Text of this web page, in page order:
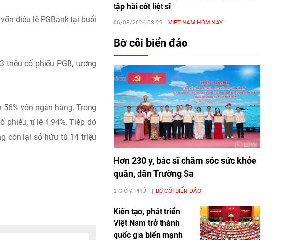
điều lệ PGBank tại buổi
triệu cổ phiếu PGB, tương
vốn ngân hàng. Trong
phiếu, tỉ lệ 4,94%. Tiếp đó
còn lại sở hữu từ 14 triệu
tập hài cốt liệt sĩ
06/08/2026 08:29 VIỆT NAM HÔM NAY
Bờ cõi biển đảo
Hơn 230 y, bác sĩ chăm sóc sức khỏe
quân, dân Trường Sa
2 GIỜ 9 PHÚT BỜ CÕI BIỂN ĐẢO
Kiến tạo, phát triển
Việt Nam trở thành
quốc gia biển mạnh